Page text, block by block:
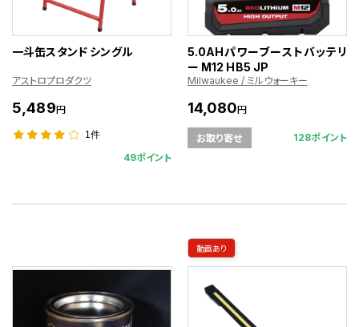
一斗缶スタンド シングル
アストロプロダクツ
5,489円
1件
49ポイント
5.0AHパワーブーストバッテリ
ー M12 HB5 JP
Milwaukee / ミルウォーキー
14,080円
お取り寄せ 128ポイント
動画あり